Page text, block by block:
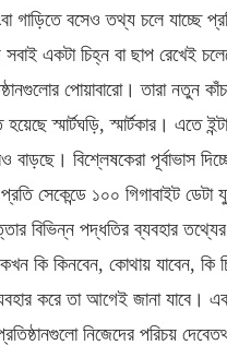
গাড়িতে বসেও তথ্য চলে যাচ্ছে
সবাই একটা চিহ্ন বা ছাপ রেখেই
পোয়াবারো। তারা নতুন
স্মার্টঘড়ি, স্মার্টকার। এতে
বিশ্লেষকেরা পূর্বাভাস
প্রতি সেকেন্ডে ১০০ গিগাবাইট
বিভিন্ন পদ্ধতির ব্যবহার
কি কিনবেন, কোথায় যাবেন, কি
করে তা আগেই জানা যাবে।
নিজেদের পরিচয়